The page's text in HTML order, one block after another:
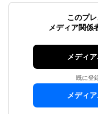
このプレ
メディア関係
メディ
既に登
メディ